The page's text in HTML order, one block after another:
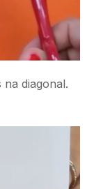
diagonal.